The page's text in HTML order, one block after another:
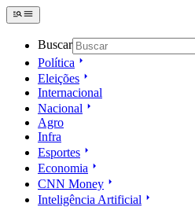
Buscar
Política
Eleições
Internacional
Nacional
Agro
Infra
Esportes
Economia
CNN Money
Inteligência Artificial